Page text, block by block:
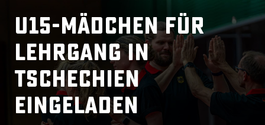
U15-Mädchen für
Lehrgang in
Tschechien
eingeladen